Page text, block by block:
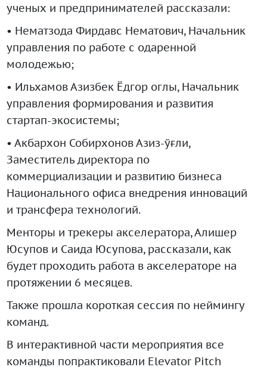
ученых и предпринимателей рассказали:
• Нематзода Фирдавс Нематович, Начальник
управления по работе с одаренной
молодежью;
• Ильхамов Азизбек Ёдгор оглы, Начальник
управления формирования и развития
стартап-экосистемы;
• Акбархон Собирхонов Азиз-ўғли,
Заместитель директора по
коммерциализации и развитию бизнеса
Национального офиса внедрения инноваций
и трансфера технологий.
Менторы и трекеры акселератора, Алишер
Юсупов и Саида Юсупова, рассказали, как
будет проходить работа в акселераторе на
протяжении 6 месяцев.
Также прошла короткая сессия по неймингу
команд.
В интерактивной части мероприятия все
команды попрактиковали Elevator Pitch